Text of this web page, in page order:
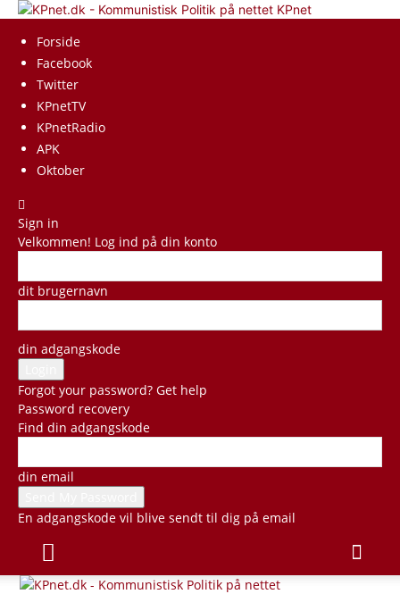
KPnet
Forside
Facebook
Twitter
KPnetTV
KPnetRadio
APK
Oktober
Sign in
Velkommen! Log ind på din konto
dit brugernavn
din adgangskode
Forgot your password? Get help
Password recovery
Find din adgangskode
din email
En adgangskode vil blive sendt til dig på email